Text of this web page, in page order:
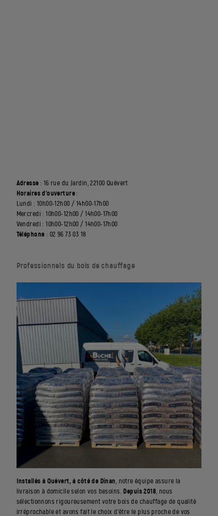
Adresse : 16 rue du Jardin, 22100 Quévert
Horaires d’ouverture :
Lundi : 10h00-12h00 / 14h00-17h00
Mercredi : 10h00-12h00 / 14h00-17h00
Vendredi : 10h00-12h00 / 14h00-17h00
Téléphone : 02 96 73 03 18
Professionnels du bois de chauffage
Installés à Quévert, à côté de Dinan, notre équipe assure la
livraison à domicile selon vos besoins. Depuis 2018, nous
sélectionnons rigoureusement votre bois de chauffage de qualité
irréprochable et avons fait le choix d’être le plus proche de vos